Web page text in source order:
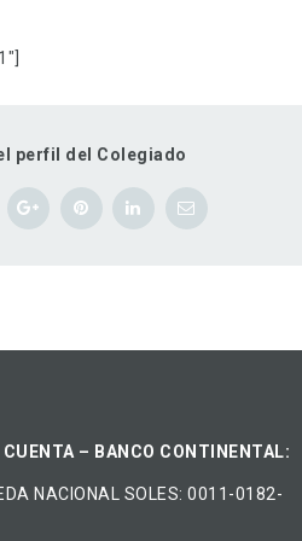
perfil del Colegiado
CUENTA – BANCO CONTINENTAL:
NACIONAL​ ​SOLES​: 0011-0182-